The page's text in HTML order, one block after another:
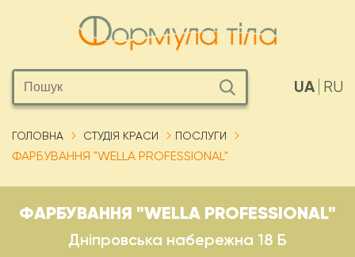
RU
UA
ГОЛОВНА СТУДІЯ КРАСИ ПОСЛУГИ
ФАРБУВАННЯ "WELLA PROFESSIONAL"
ФАРБУВАННЯ "WELLA PROFESSIONAL"
Дніпровська набережна 18 Б